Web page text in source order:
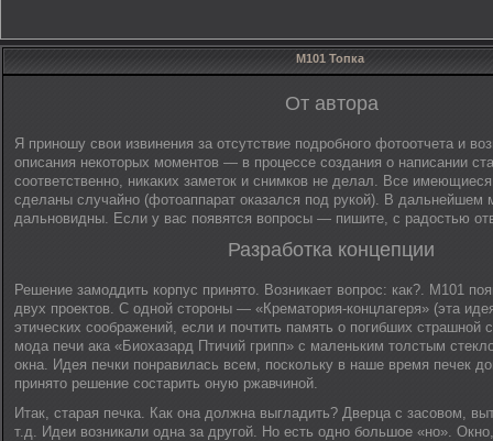
M101 Топка
От автора
Я приношу свои извинения за отсутствие подробного фотоотчета и
описания некоторых моментов — в процессе создания о написании
соответственно, никаких заметок и снимков не делал. Все
сделаны случайно (фотоаппарат оказался под рукой). В дальнейшем
дальновидны. Если у вас появятся вопросы — пишите, с радостью
Разработка концепции
Решение замоддить корпус принято. Возникает вопрос: как?. М101
двух проектов. С одной стороны — «Крематория-концлагеря» (эта
этических соображений, если и почтить память о погибших страшной
мода печи ака «Биохазард Птичий грипп» с маленьким толстым
окна. Идея печки понравилась всем, поскольку в наше время печек
принято решение состарить оную ржавчиной.
Итак, старая печка. Как она должна выгладить? Дверца с засовом,
т.д. Идеи возникали одна за другой. Но есть одно большое «но».